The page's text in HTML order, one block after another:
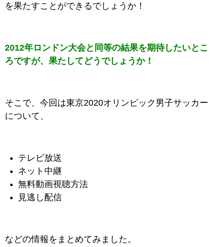
を果たすことができるでしょうか！
2012年ロンドン大会と同等の結果を期待したいとこ
ろですが、果たしてどうでしょうか！
そこで、今回は東京2020オリンピック男子サッカー
について、
テレビ放送
ネット中継
無料動画視聴方法
見逃し配信
などの情報をまとめてみました。